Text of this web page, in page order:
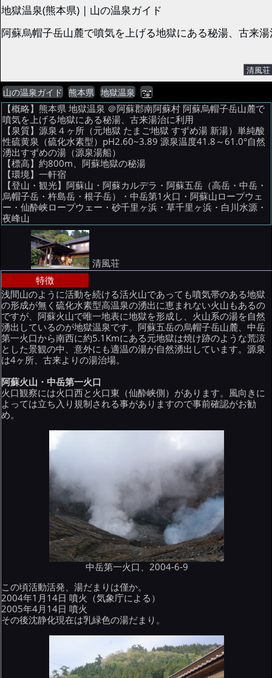
地獄温泉(熊本県) | 山の温泉ガイド
阿蘇烏帽子岳山麓で噴気を上げる地獄にある秘湯、古来
山の温泉ガイド 熊本県 地獄温泉
【概略】熊本県 地獄温泉 ＠阿蘇郡南阿蘇村 阿蘇烏帽子岳山麓で
噴気を上げる地獄にある秘湯、古来湯治に利用
【泉質】源泉４ヶ所（元地獄 たまご地獄 すずめ湯 新湯）単純酸
性硫黄泉（硫化水素型）pH2.60~3.89 源泉温度41.8～61.0°自然
湧出すずめの湯（源泉湯船）
【標高】約800m、阿蘇地獄の秘湯
【環境】一軒宿
【登山・観光】阿蘇山・阿蘇カルデラ・阿蘇五岳（高岳・中岳・
烏帽子岳・杵島岳・根子岳）・中岳第1火口・阿蘇山ロープウェ
ー・仙酔峡ロープウェー・砂千里ヶ浜・草千里ヶ浜・白川水源・
夜峰山
清風荘
特徴
浅間山のように活動を続ける活火山であっても噴気帯のある地獄
の形成が無く硫化水素型高温泉の湧出に恵まれない火山もあるの
ですが、阿蘇火山で唯一地表に地獄を形成し、火山系の湯を自然
湧出しているのが地獄温泉です。阿蘇五岳の烏帽子岳山麓、中岳
第一火口から南西に約5.1Kmにある元地獄は焼け跡のような荒涼
とした景観の中、意外にも適温の湯が自然湧出しています。源泉
は4ヶ所、古来よりの湯治場。
阿蘇火山・中岳第一火口
火口観察には火口西と火口東（仙酔峡側）があります。風向きに
よっては立ち入り規制される事がありますので事前確認がお勧
め。
中岳第一火口、2004-6-9
この頃活動活発、湯だまりは僅か。
2004年1月14日 噴火（気象庁による）
2005年4月14日 噴火
その後沈静化現在は乳緑色の湯だまり。